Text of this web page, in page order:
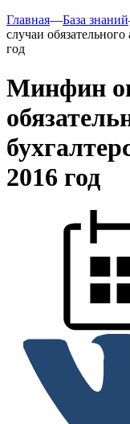
Главная—База знаний
случаи обязательного
год
Минфин
2016 год